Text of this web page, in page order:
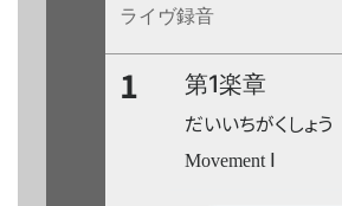
ライヴ録音
1
第1楽章
だいいちがくしょう
Movement Ⅰ